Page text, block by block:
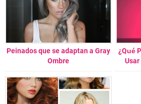
Peinados que se adaptan a Gray
Ombre
¿Qué